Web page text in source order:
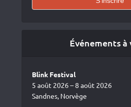
Événements à
Blink Festival
5 août 2026 – 8 août 2026
Sandnes, Norvège